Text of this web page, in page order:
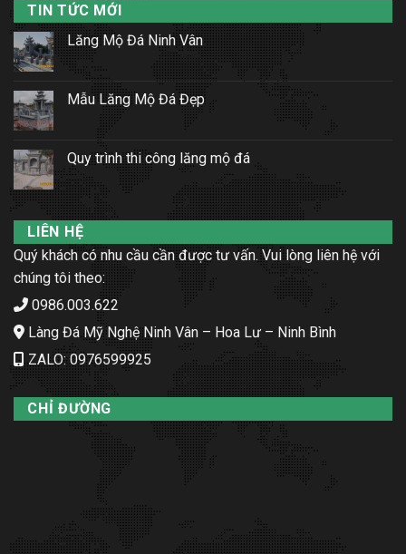
TIN TỨC MỚI
Lăng Mộ Đá Ninh Vân
Mẫu Lăng Mộ Đá Đẹp
Quy trình thi công lăng mộ đá
LIÊN HỆ
Quý khách có nhu cầu cần được tư vấn. Vui lòng liên hệ với
chúng tôi theo:
0986.003.622
Làng Đá Mỹ Nghệ Ninh Vân – Hoa Lư – Ninh Bình
ZALO: 0976599925
CHỈ ĐƯỜNG